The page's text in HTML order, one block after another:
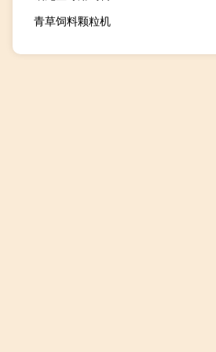
青草饲料颗粒机